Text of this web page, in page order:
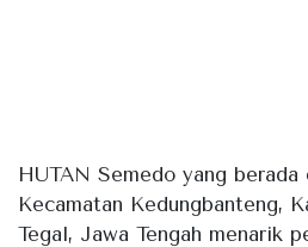
HUTAN Semedo yang berada
Kecamatan Kedungbanteng,
Tegal, Jawa Tengah menarik